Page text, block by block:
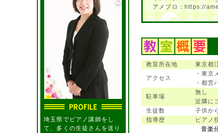
埼玉県でピアノ講師をし
て、多くの生徒さんを送り
アメブロ：https://
教室所在地
東京都
アクセス
・東京
・都営
駐車場
無し
近隣に
生徒数
子供か
指導歴
ピアノ
音楽